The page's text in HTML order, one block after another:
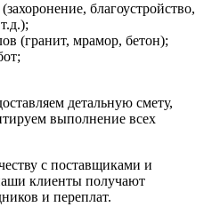
благоустройство,
(гранит, мрамор, бетон);
детальную смету,
выполнение всех
с поставщиками и
клиенты получают
и переплат.